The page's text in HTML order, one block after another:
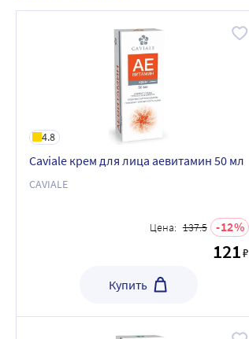
4.8
Caviale крем для лица аевитамин 50 мл
CAVIALE
Цена: 137.5 12
121₽
Купить